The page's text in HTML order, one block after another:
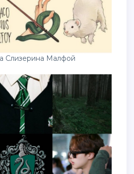
Слизерина Малфой